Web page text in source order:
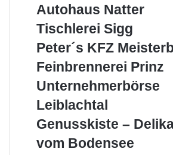
–
Region
GmbH
Autohaus
Autohaus Natter
Tischlerei
Tischlerei Sigg
Peter
KFZ
Meisterbetrieb
Peter´s KFZ
Feinbrennerei
Feinbrennerei Prinz
Unternehmerbörse
Unternehmerbörse
Leiblachtal
Genusskiste
Delikatessen
Genusskiste –
vom Bodensee